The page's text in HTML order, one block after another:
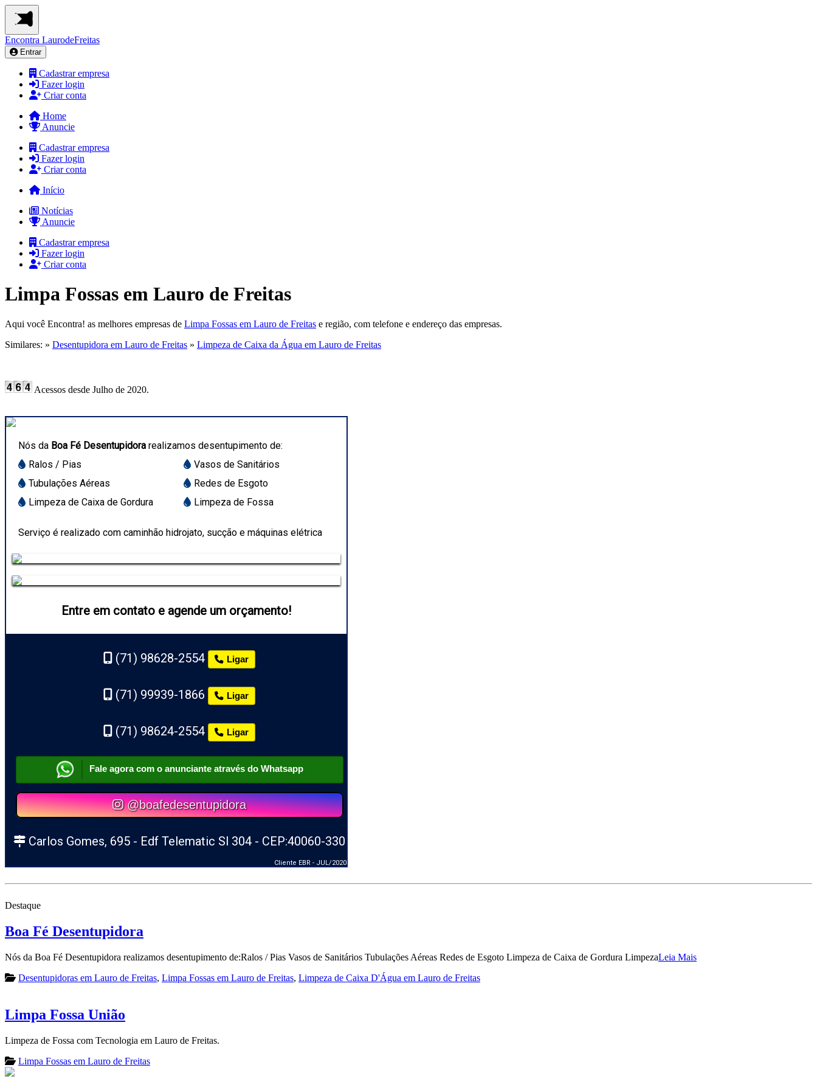
Encontra LaurodeFreitas
Entrar
Cadastrar empresa
Fazer login
Criar conta
Home
Anuncie
Cadastrar empresa
Fazer login
Criar conta
Início
Notícias
Anuncie
Cadastrar empresa
Fazer login
Criar conta
Limpa Fossas em Lauro de Freitas
Aqui você Encontra! as melhores empresas de Limpa Fossas em Lauro de Freitas e região, com telefone e endereço das empresas.
Similares: » Desentupidora em Lauro de Freitas » Limpeza de Caixa da Água em Lauro de Freitas
Acessos desde Julho de 2020.
Boa Fé Desentupidora
Nós da Boa Fé Desentupidora realizamos desentupimento de:
Ralos / Pias
Vasos de Sanitários
Tubulações Aéreas
Redes de Esgoto
Limpeza de Caixa de Gordura
Limpeza de Fossa
Serviço é realizado com caminhão hidrojato, sucção e máquinas elétrica
Entre em contato e agende um orçamento!
(71) 98628-2554 Ligar
(71) 99939-1866 Ligar
(71) 98624-2554 Ligar
Fale agora com o anunciante através do Whatsapp
@boafedesentupidora
Carlos Gomes, 695 - Edf Telematic Sl 304 - CEP:40060-330
Cliente EBR - JUL/2020
Destaque
Boa Fé Desentupidora
Nós da Boa Fé Desentupidora realizamos desentupimento de:Ralos / Pias Vasos de Sanitários Tubulações Aéreas Redes de Esgoto Limpeza de Caixa de Gordura LimpezaLeia Mais
Desentupidoras em Lauro de Freitas, Limpa Fossas em Lauro de Freitas, Limpeza de Caixa D'Água em Lauro de Freitas
Limpa Fossa União
Limpeza de Fossa com Tecnologia em Lauro de Freitas.
Limpa Fossas em Lauro de Freitas